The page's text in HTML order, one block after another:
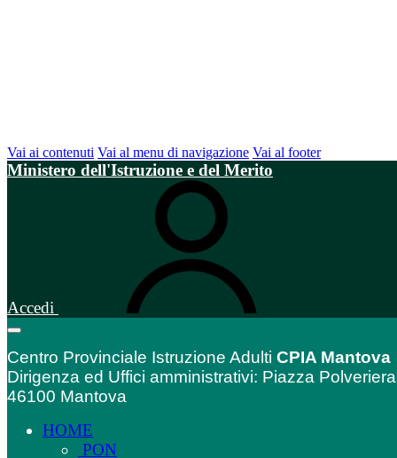
Vai ai contenuti Vai al menu di navigazione Vai al footer
Ministero dell'Istruzione e del Merito
Accedi
Centro Provinciale Istruzione Adulti CPIA Mantova
Dirigenza ed Uffici amministrativi: Piazza
46100 Mantova
HOME
PON